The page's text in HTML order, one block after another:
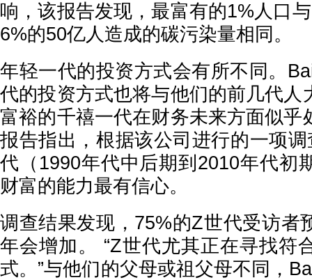
响，该报告发现，最富有的1%人口
6%的50亿人造成的碳污染量相同。
年轻一代的投资方式会有所不同。
代的投资方式也将与他们的前几代人
富裕的千禧一代在财务未来方面似乎
报告指出，根据该公司进行的一项
代（1990年代中后期到2010年代初
财富的能力最有信心。
调查结果发现，75%的Z世代受访者
年会增加。 “Z世代尤其正在寻找符
式。”与他们的父母或祖父母不同，